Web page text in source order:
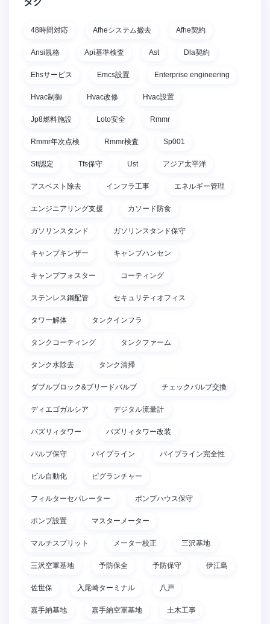
48時間対応 Afheシステム撤去 Afhe契約
Ansi規格 Api基準検査 Ast Dla契約
Ehsサービス Emcs設置 Enterprise engineering
Hvac制御 Hvac改修 Hvac設置
Jp8燃料施設 Loto安全 Rmmr
Rmmr年次点検 Rmmr検査 Sp001
Sti認定 Tfs保守 Ust アジア太平洋
アスベスト除去 インフラ工事 エネルギー管理
エンジニアリング支援 カソード防食
ガソリンスタンド ガソリンスタンド保守
キャンプキンザー キャンプハンセン
キャンプフォスター コーティング
ステンレス鋼配管 セキュリティオフィス
タワー解体 タンクインフラ
タンクコーティング タンクファーム
タンク水除去 タンク清掃
ダブルブロック&ブリードバルブ チェックバルブ交換
ディエゴガルシア デジタル流量計
バズリィタワー バズリィタワー改装
バルブ保守 パイプライン パイプライン完全性
ビル自動化 ピグランチャー
フィルターセパレーター ポンプハウス保守
ポンプ設置 マスターメーター
マルチスプリット メーター校正 三沢基地
三沢空軍基地 予防保全 予防保守 伊江島
佐世保 入尾崎ターミナル 八戸
嘉手納基地 嘉手納空軍基地 土木工事